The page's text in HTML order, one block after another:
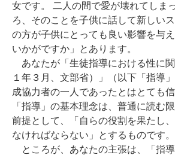
女です。 二人の間で愛が壊れてしま
ろ、そのことを子供に話して新しい
の方が子供にとっても良い影響を与
いかがですか」とあります。
あなたが「生徒指導における性に
１年３月、文部省）」（以下「指導
成協力者の一人であったとはとても信
「指導」の基本理念は、普通に読む
前提として、「自らの役割を果たし
なければならない」とするものです。
ところが、あなたの主張は、「指